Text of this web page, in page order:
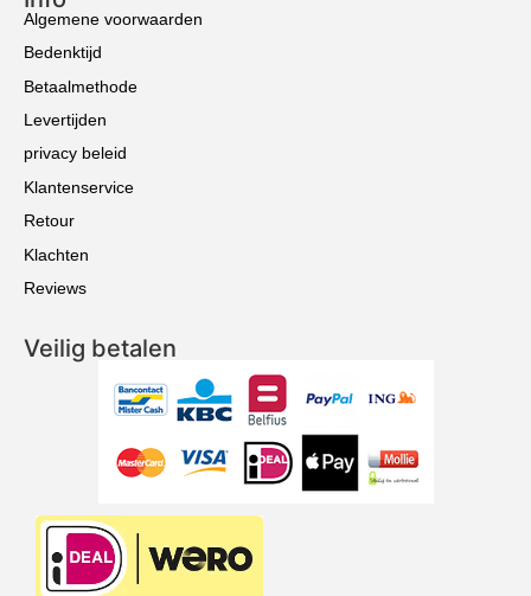
Algemene voorwaarden
Bedenktijd
Betaalmethode
Levertijden
privacy beleid
Klantenservice
Retour
Klachten
Reviews
Veilig betalen